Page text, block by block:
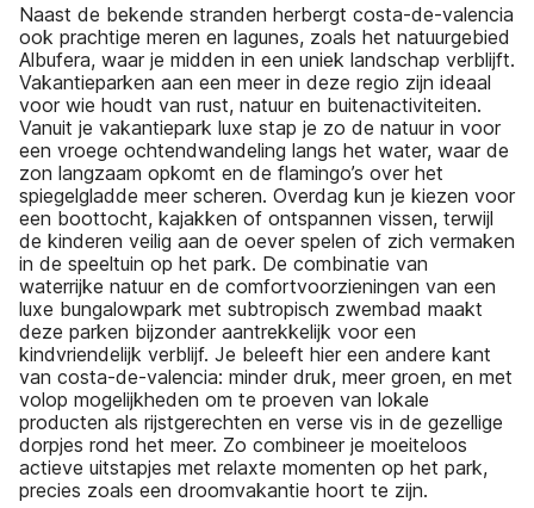
Naast de bekende stranden herbergt costa-de-valencia
ook prachtige meren en lagunes, zoals het natuurgebied
Albufera, waar je midden in een uniek landschap verblijft.
Vakantieparken aan een meer in deze regio zijn ideaal
voor wie houdt van rust, natuur en buitenactiviteiten.
Vanuit je vakantiepark luxe stap je zo de natuur in voor
een vroege ochtendwandeling langs het water, waar de
zon langzaam opkomt en de flamingo’s over het
spiegelgladde meer scheren. Overdag kun je kiezen voor
een boottocht, kajakken of ontspannen vissen, terwijl
de kinderen veilig aan de oever spelen of zich vermaken
in de speeltuin op het park. De combinatie van
waterrijke natuur en de comfortvoorzieningen van een
luxe bungalowpark met subtropisch zwembad maakt
deze parken bijzonder aantrekkelijk voor een
kindvriendelijk verblijf. Je beleeft hier een andere kant
van costa-de-valencia: minder druk, meer groen, en met
volop mogelijkheden om te proeven van lokale
producten als rijstgerechten en verse vis in de gezellige
dorpjes rond het meer. Zo combineer je moeiteloos
actieve uitstapjes met relaxte momenten op het park,
precies zoals een droomvakantie hoort te zijn.